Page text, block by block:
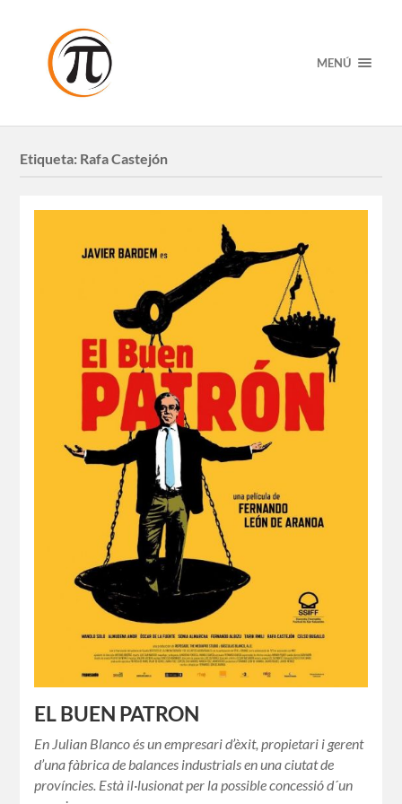
MENÚ
Etiqueta: Rafa Castejón
EL BUEN PATRON
En Julian Blanco és un empresari d’èxit, propietari i gerent
d’una fàbrica de balances industrials en una ciutat de
províncies. Està il·lusionat per la possible concessió d´un